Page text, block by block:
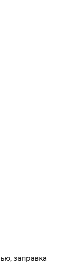
заправка